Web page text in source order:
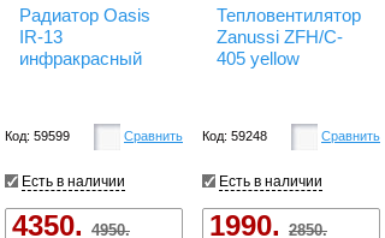
Радиатор Oasis
IR-13
инфракрасный
Код: 59599 Сравнить
Есть в наличии
4350. 4950.
Тепловентилятор
Zanussi ZFH/C-
405 yellow
Код: 59248 Сравнить
Есть в наличии
1990. 2850.